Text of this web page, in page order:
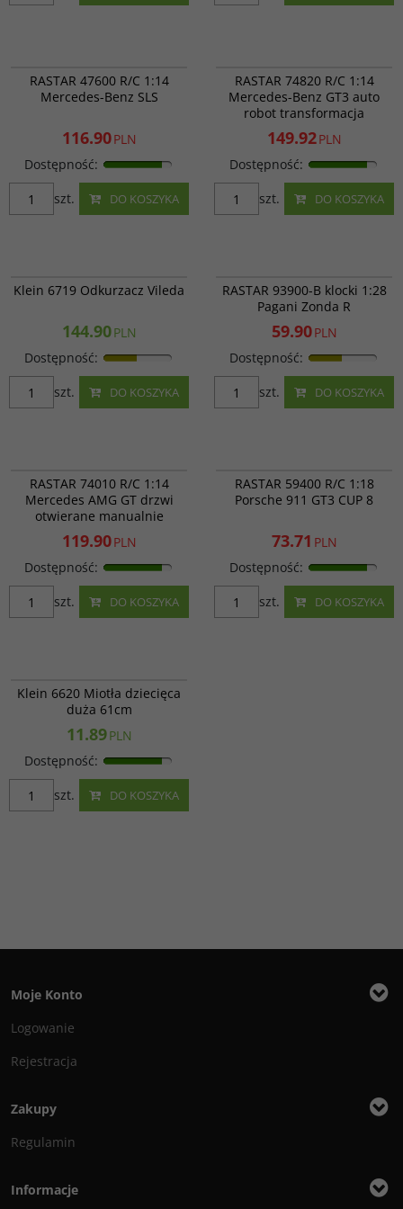
PROMOCJA
RASTAR 47600 R/C 1:14
Mercedes-Benz SLS
116.90PLN
Dostępność:
DO KOSZYKA
szt.
PROMOCJA
RASTAR 74820 R/C 1:14
Mercedes-Benz GT3 auto
robot transformacja
149.92PLN
Dostępność:
DO KOSZYKA
szt.
Klein 6719 Odkurzacz Vileda
144.90PLN
Dostępność:
DO KOSZYKA
szt.
PROMOCJA
RASTAR 93900-B klocki 1:28
Pagani Zonda R
59.90PLN
Dostępność:
DO KOSZYKA
szt.
PROMOCJA
RASTAR 74010 R/C 1:14
Mercedes AMG GT drzwi
otwierane manualnie
119.90PLN
Dostępność:
DO KOSZYKA
szt.
PROMOCJA
RASTAR 59400 R/C 1:18
Porsche 911 GT3 CUP 8
73.71 PLN
Dostępność:
DO KOSZYKA
szt.
Klein 6620 Miotła dziecięca
duża 61cm
11.89PLN
Dostępność:
DO KOSZYKA
szt.
Moje Konto
Logowanie
Rejestracja
Zakupy
Regulamin
Informacje